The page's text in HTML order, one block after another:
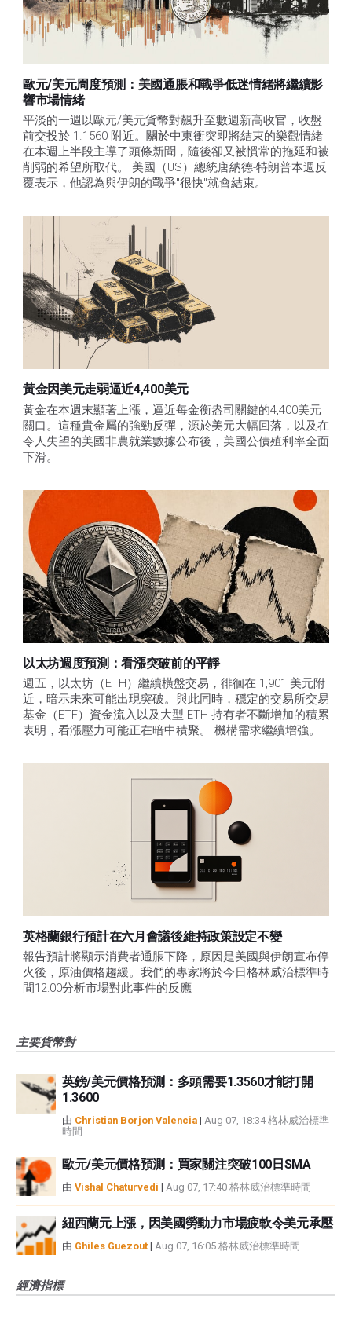
歐元/美元周度預測：美國通脹和戰爭低迷情緒將繼續影
響市場情緒
平淡的一週以歐元/美元貨幣對飆升至數週新高收官，收盤
前交投於 1.1560 附近。關於中東衝突即將結束的樂觀情緒
在本週上半段主導了頭條新聞，隨後卻又被慣常的拖延和被
削弱的希望所取代。 美國（US）總統唐納德-特朗普本週反
覆表示，他認為與伊朗的戰爭"很快"就會結束。
黃金因美元走弱逼近4,400美元
黃金在本週末顯著上漲，逼近每金衡盎司關鍵的4,400美元
關口。這種貴金屬的強勁反彈，源於美元大幅回落，以及在
令人失望的美國非農就業數據公布後，美國公債殖利率全面
下滑。
以太坊週度預測：看漲突破前的平靜
週五，以太坊（ETH）繼續橫盤交易，徘徊在 1,901 美元附
近，暗示未來可能出現突破。與此同時，穩定的交易所交易
基金（ETF）資金流入以及大型 ETH 持有者不斷增加的積累
表明，看漲壓力可能正在暗中積聚。 機構需求繼續增強。
英格蘭銀行預計在六月會議後維持政策設定不變
報告預計將顯示消費者通脹下降，原因是美國與伊朗宣布停
火後，原油價格趨緩。我們的專家將於今日格林威治標準時
間12:00分析市場對此事件的反應
主要貨幣對
英鎊/美元價格預測：多頭需要1.3560才能打開
1.3600
由 Christian Borjon Valencia | Aug 07, 18:34 格林威治標準
時間
歐元/美元價格預測：買家關注突破100日SMA
由 Vishal Chaturvedi | Aug 07, 17:40 格林威治標準時間
紐西蘭元上漲，因美國勞動力市場疲軟令美元承壓
由 Ghiles Guezout | Aug 07, 16:05 格林威治標準時間
經濟指標